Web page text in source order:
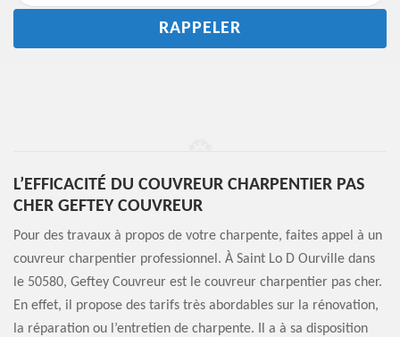
L’EFFICACITÉ DU COUVREUR CHARPENTIER PAS
CHER GEFTEY COUVREUR
Pour des travaux à propos de votre charpente, faites appel à un
couvreur charpentier professionnel. À Saint Lo D Ourville dans
le 50580, Geftey Couvreur est le couvreur charpentier pas cher.
En effet, il propose des tarifs très abordables sur la rénovation,
la réparation ou l’entretien de charpente. Il a à sa disposition